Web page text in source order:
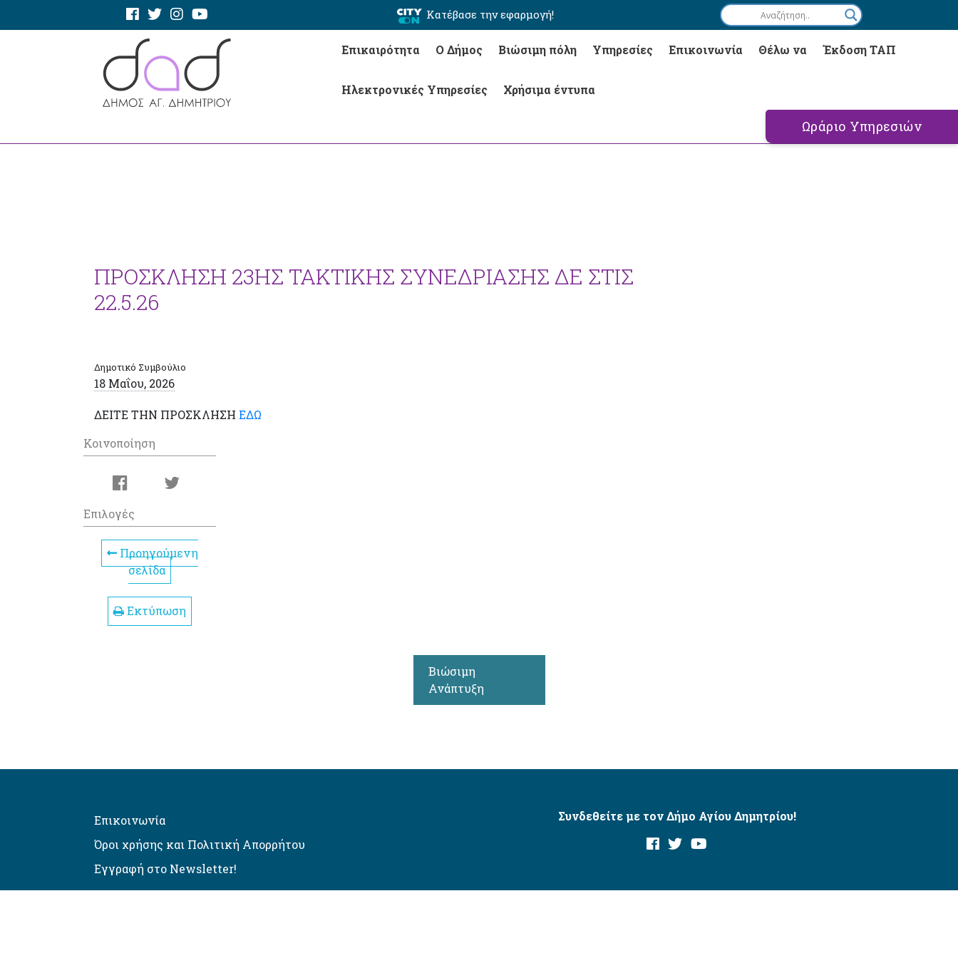
Κατέβασε την εφαρμογή!
Επικαιρότητα Ο Δήμος Βιώσιμη πόλη Υπηρεσίες Επικοινωνία Θέλω να Έκδοση ΤΑΠ
Ηλεκτρονικές Υπηρεσίες Χρήσιμα έντυπα
Ωράριο Υπηρεσιών
ΠΡΟΣΚΛΗΣΗ 23ΗΣ ΤΑΚΤΙΚΗΣ ΣΥΝΕΔΡΙΑΣΗΣ ΔΕ ΣΤΙΣ
22.5.26
Δημοτικό Συμβούλιο
18 Μαΐου, 2026
ΔΕΙΤΕ ΤΗΝ ΠΡΟΣΚΛΗΣΗ ΕΔΩ
Κοινοποίηση
Επιλογές
Προηγούμενη
σελίδα
Εκτύπωση
Βιώσιμη
Ανάπτυξη
Επικοινωνία
Όροι χρήσης και Πολιτική Απορρήτου
Εγγραφή στο Newsletter!
Συνδεθείτε με τον Δήμο Αγίου Δημητρίου!